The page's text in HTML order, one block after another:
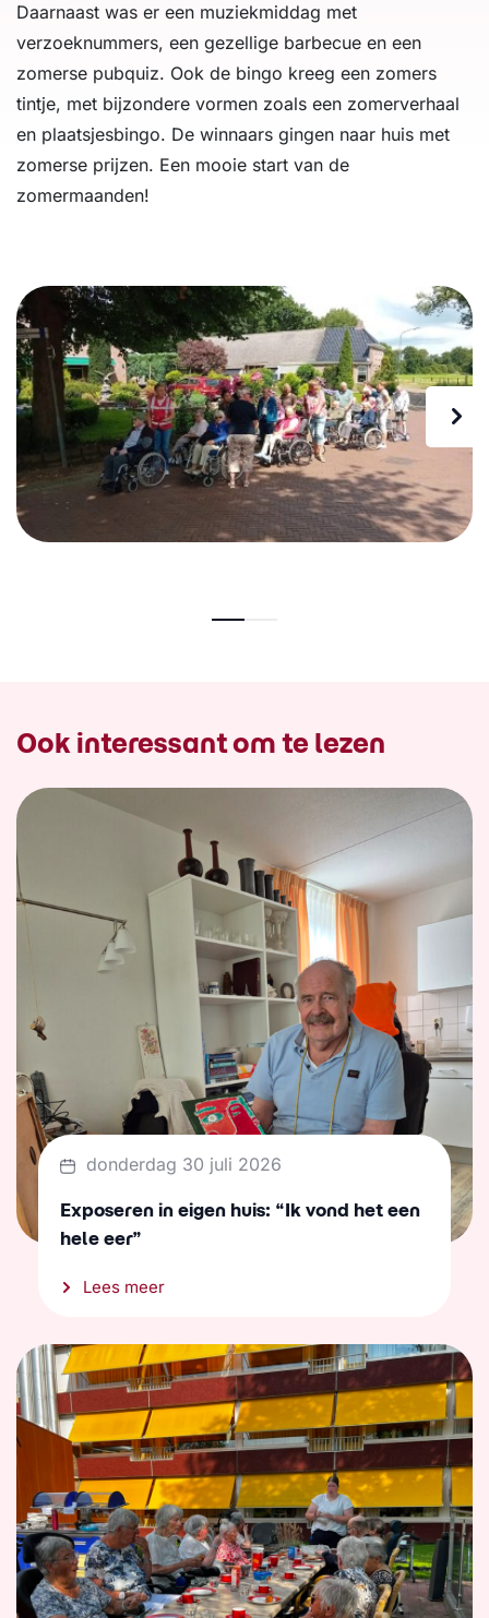
Daarnaast was er een muziekmiddag met
verzoeknummers, een gezellige barbecue en een
zomerse pubquiz. Ook de bingo kreeg een zomers
tintje, met bijzondere vormen zoals een zomerverhaal
en plaatsjesbingo. De winnaars gingen naar huis met
zomerse prijzen. Een mooie start van de
zomermaanden!
Ook interessant om te lezen
donderdag 30 juli 2026
Exposeren in eigen huis: “Ik vond het een
hele eer”
Lees meer